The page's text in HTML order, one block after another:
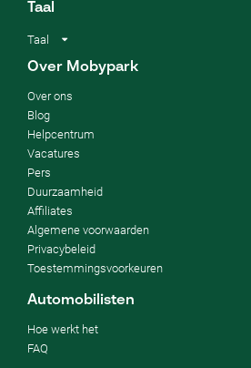
Taal
Taal
Over Mobypark
Over ons
Blog
Helpcentrum
Vacatures
Pers
Duurzaamheid
Affiliates
Algemene voorwaarden
Privacybeleid
Toestemmingsvoorkeuren
Automobilisten
Hoe werkt het
FAQ